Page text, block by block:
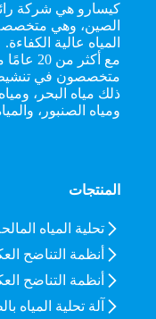
كيسارو هي شركة
الصين، وهي
المياه عالية الكفاءة.
مع
متخصصون في تنشيط
ذلك مياه البحر، ومياه
ومياه الصنبور،
المنتجات
تحلية المياه
أنظمة التناضح
أنظمة التناضح
آلة تحلية المياه